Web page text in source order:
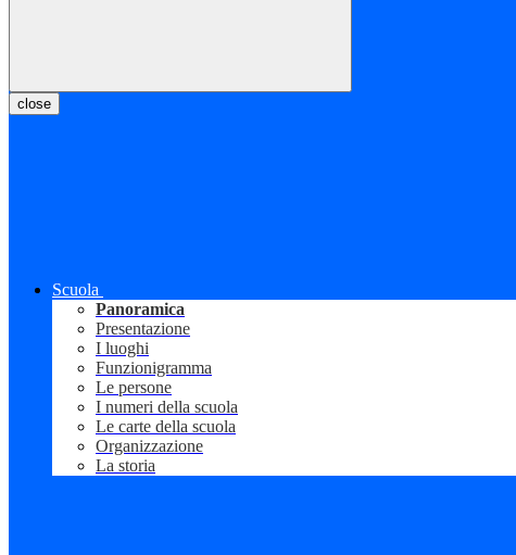
close
Scuola
Panoramica
Presentazione
I luoghi
Funzionigramma
Le persone
I numeri della scuola
Le carte della scuola
Organizzazione
La storia